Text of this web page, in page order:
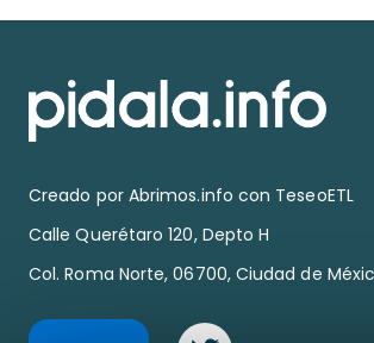
Creado por Abrimos.info con TeseoETL
Calle Querétaro 120, Depto H
Col. Roma Norte, 06700, Ciudad de